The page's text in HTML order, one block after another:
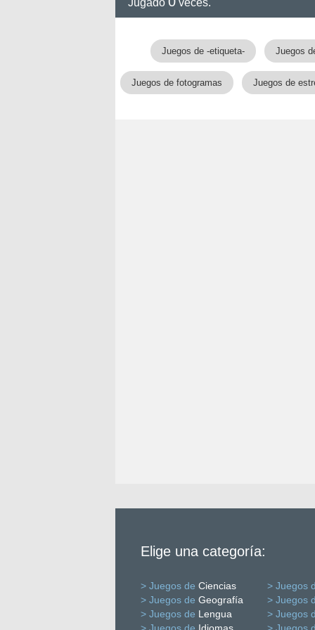
Jugado veces.
Juegos de -etiqueta- Juegos
Juegos de fotogramas Juegos de
Elige una categoría:
> Juegos de Ciencias > Juegos
> Juegos de Geografía > Juegos
> Juegos de Lengua > Juegos